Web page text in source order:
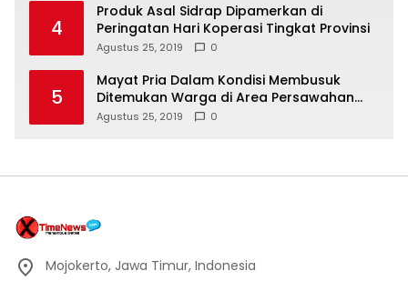
4
Produk Asal Sidrap Dipamerkan di
Peringatan Hari Koperasi Tingkat Provinsi
Agustus 25, 2019 0
5
Mayat Pria Dalam Kondisi Membusuk
Ditemukan Warga di Area Persawahan
Sidoarjo
Agustus 25, 2019 0
Mojokerto, Jawa Timur, Indonesia